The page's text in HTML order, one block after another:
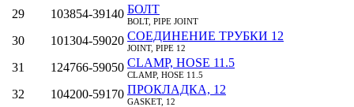
29 103854-39140 БОЛТ
BOLT, PIPE JOINT
30 101304-59020 СОЕДИНЕНИЕ ТРУБКИ 12
JOINT, PIPE 12
31 124766-59050 CLAMP, HOSE 11.5
CLAMP, HOSE 11.5
32 104200-59170 ПРОКЛАДКА, 12
GASKET, 12